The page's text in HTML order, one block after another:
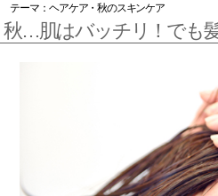
テーマ：ヘアケア・秋のスキンケア
秋…肌はバッチリ！でも